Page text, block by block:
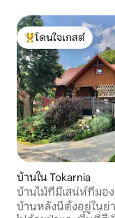
โดนใจเกสต์ที่สุด
โดนใจเกสต์
บ้านใน Tokarnia
บ้านไม้ที่มีเสน่ห์ที่มอ
เขาทาเทรา
บ้านหลังนี้ตั้งอยู่ในย่